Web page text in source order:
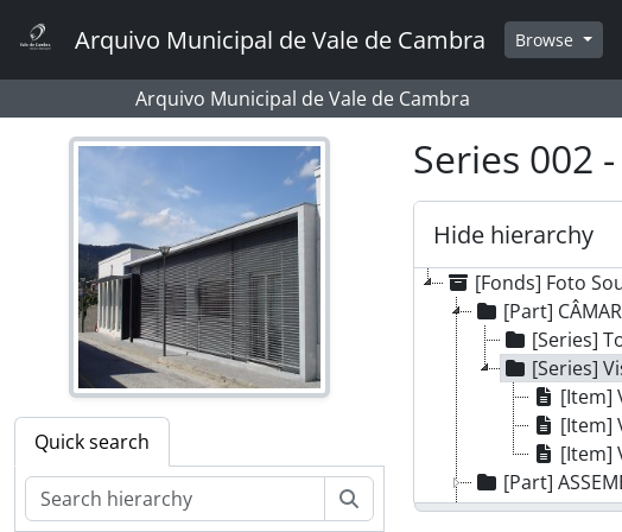
Arquivo Municipal de Vale de Cambra Browse
Arquivo Municipal de Vale de Cambra
Quick search
Search
Series 002
Hide hierarchy
[Fonds] Foto
[Part]
[Series]
[Series]
[Item]
[Item]
[Item]
[Part]
[Part]